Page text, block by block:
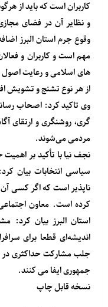
کاربران است که باید از
و نظایر آن در فضای
وقوع جرم استان البرز
مهم است و کاربران و
های اسلامی و رعایت اصول
از هر نوع تشنج و تشویش
وی تاکید کرد: اصحاب
گری، روشنگری و ارتقای
مردمی می‌شوند.
نجف نیا با تأکید بر
سیاسی انتخابات بیان
ناپذیر است که اگر کسی آن
کرده است. معاون
استان البرز بیان کرد:
اندیشه‌ای قطعا برای
جلب مشارکت حداکثری در
جمهوری ایفا می کنند.
نسخه قابل چاپ